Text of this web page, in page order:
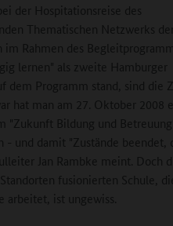
der Hospitationsreise des
Thematischen Netzwerks der
im Rahmen des
lernen" als zweite Hamburger
dem Programm stand, sind die
hat man am 27. Oktober 2008
Bildung und
und damit "Zustände beendet,
Jan Rambke meint. Doch
fusionierten Schule,
ist ungewiss.